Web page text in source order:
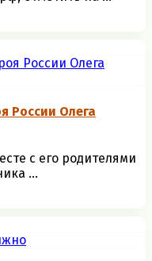
России Олега
с его родителями
...